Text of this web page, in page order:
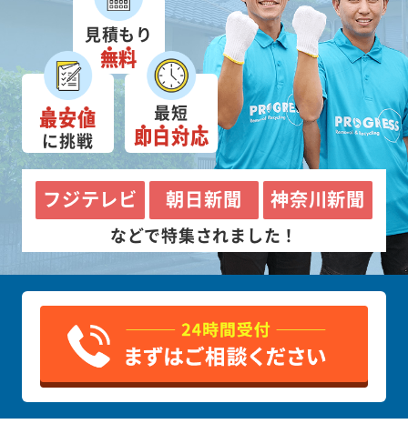
見積もり
無料
最安値
に挑戦
最短
即日対応
フジテレビ 朝日新聞 神奈川新聞
などで特集されました！